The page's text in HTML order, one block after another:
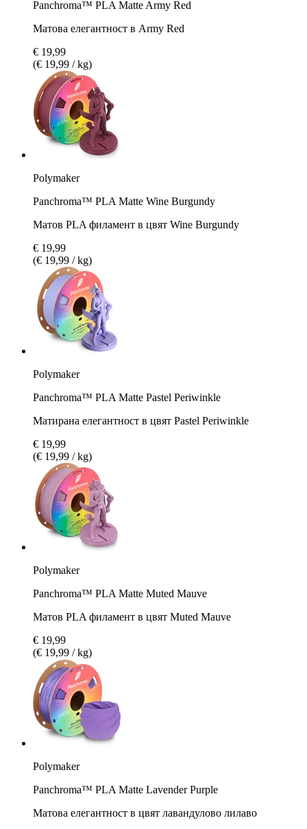
Panchroma™ PLA Matte Army Red
Матова елегантност в Army Red
€ 19,99
(€ 19,99 / kg)
Polymaker
Panchroma™ PLA Matte Wine Burgundy
Матов PLA филамент в цвят Wine Burgundy
€ 19,99
(€ 19,99 / kg)
Polymaker
Panchroma™ PLA Matte Pastel Periwinkle
Матирана елегантност в цвят Pastel Periwinkle
€ 19,99
(€ 19,99 / kg)
Polymaker
Panchroma™ PLA Matte Muted Mauve
Матов PLA филамент в цвят Muted Mauve
€ 19,99
(€ 19,99 / kg)
Polymaker
Panchroma™ PLA Matte Lavender Purple
Матова елегантност в цвят лавандулово лилаво